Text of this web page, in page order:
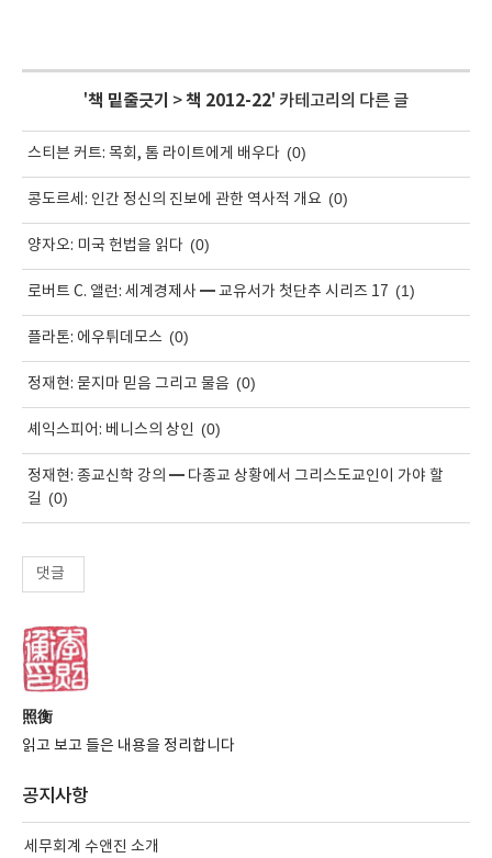
'책 밑줄긋기 >책 2012-22' 카테고리의 다른 글
스티븐 커트: 목회, 톰 라이트에게 배우다 (0)
콩도르세: 인간 정신의 진보에 관한 역사적 개요 (0)
양자오: 미국 헌법을 읽다 (0)
로버트 C. 앨런: 세계경제사 ━ 교유서가 첫단추 시리즈 17 (1)
플라톤: 에우튀데모스 (0)
정재현: 묻지마 믿음 그리고 물음 (0)
셰익스피어: 베니스의 상인 (0)
정재현: 종교신학 강의 ━ 다종교 상황에서 그리스도교인이 가야 할
길 (0)
댓글
照衡
읽고 보고 들은 내용을 정리합니다
공지사항
세무회계 수앤진 소개